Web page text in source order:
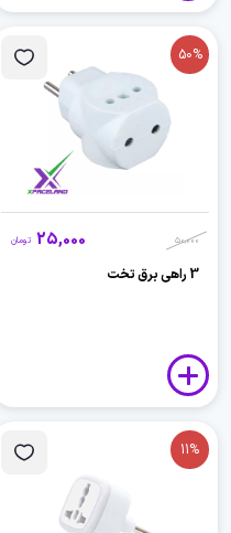
50%
50,000
25,000 تومان
3 راهی برق تخت
11%